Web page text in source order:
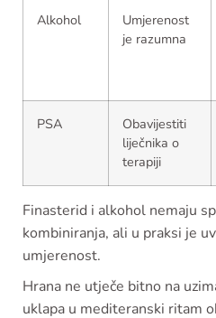
Alkohol
Umjerenost
je razumna
PSA
Obavijestiti
liječnika o
terapiji
Finasterid i alkohol nemaju
kombiniranja, ali u praksi je
umjerenost.
Hrana ne utječe bitno na
uklapa u mediteranski ritam